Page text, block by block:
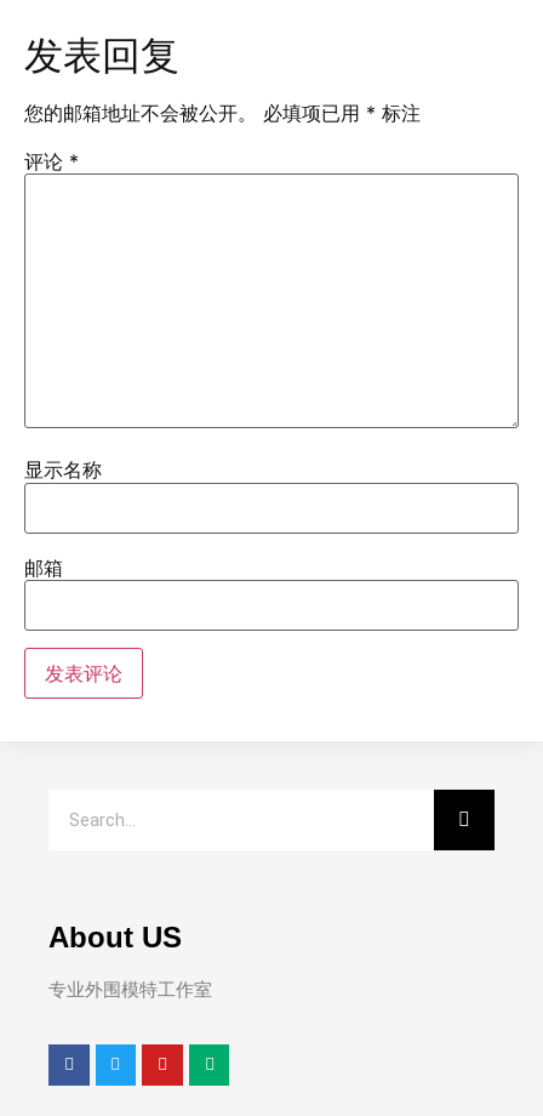
发表回复
您的邮箱地址不会被公开。 必填项已用 * 标注
评论 *
显示名称
邮箱
About US
专业外围模特工作室